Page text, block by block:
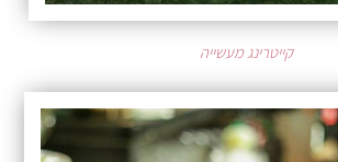
קייטרינג מעשייה